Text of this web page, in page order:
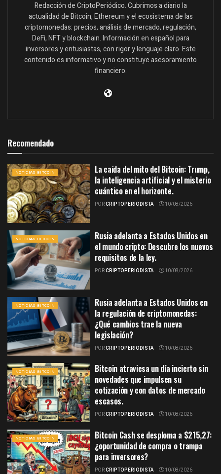
Redacción de CriptoPeriódico. Cubrimos a diario la
actualidad de Bitcoin, Ethereum y el ecosistema de las
criptomonedas: precios, análisis de mercado, regulación,
DeFi, NFT y blockchain. Información en español para
inversores y entusiastas, con rigor y lenguaje claro. Este
contenido es informativo y no constituye asesoramiento
financiero.
Recomendado
NOTICIAS BITCOIN
La caída del mito del Bitcoin: Trump,
la inteligencia artificial y el misterio
cuántico en el horizonte.
PORCRIPTOPERIODISTA 10/08/2026
NOTICIAS BITCOIN
Rusia adelanta a Estados Unidos en
el mundo cripto: Descubre los nuevos
requisitos de la ley.
PORCRIPTOPERIODISTA 10/08/2026
NOTICIAS BITCOIN
Rusia adelanta a Estados Unidos en
la regulación de criptomonedas:
¿Qué cambios trae la nueva
legislación?
PORCRIPTOPERIODISTA 10/08/2026
NOTICIAS BITCOIN
Bitcoin atraviesa un día incierto sin
novedades que impulsen su
cotización y con datos de mercado
escasos.
PORCRIPTOPERIODISTA 10/08/2026
NOTICIAS BITCOIN
Bitcoin Cash se desploma a $215,27:
¿oportunidad de compra o trampa
para inversores?
PORCRIPTOPERIODISTA 10/08/2026